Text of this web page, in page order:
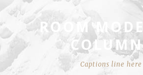
ROOM
Captions line here